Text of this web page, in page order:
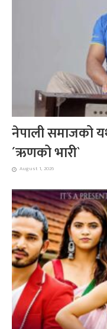
नेपाली समाजको
´ऋणको भारी`
August 1, 2026